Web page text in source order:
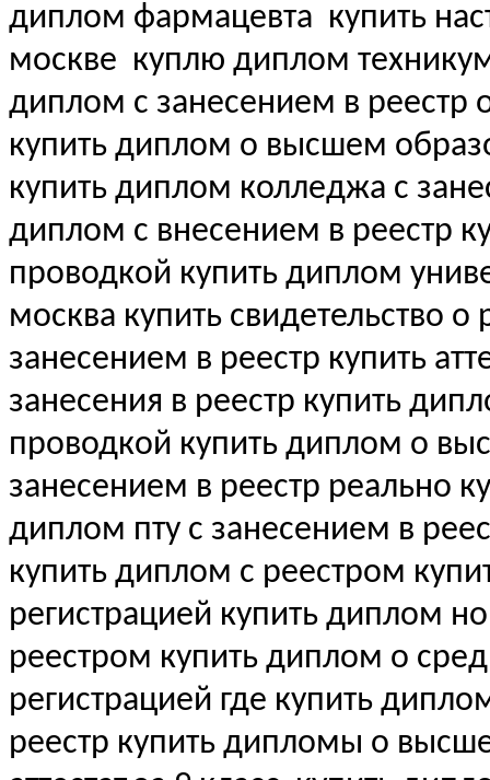
диплом фармацевта купить
москве куплю диплом
диплом с занесением в реестр
купить диплом о высшем
купить диплом колледжа с
диплом с внесением в реестр
проводкой купить диплом
москва купить свидетельство
занесением в реестр купить
занесения в реестр купить
проводкой купить диплом о
занесением в реестр реально
диплом пту с занесением в
купить диплом с реестром
регистрацией купить диплом
реестром купить диплом о
регистрацией где купить
реестр купить дипломы о